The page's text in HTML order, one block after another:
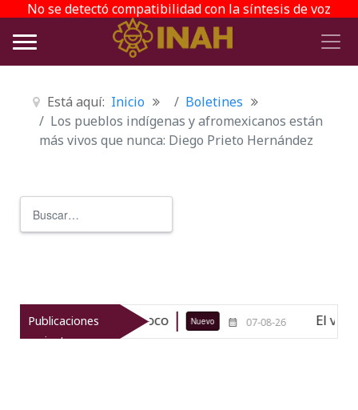
No se detectó compatibilidad con la síntesis de voz
Está aquí: Inicio
Boletines
Los pueblos indígenas y afromexicanos están
más vivos que nunca: Diego Prieto Hernández
Publicaciones
recientes
de Texcoco 07-08-26 El viaje del jíkuri: